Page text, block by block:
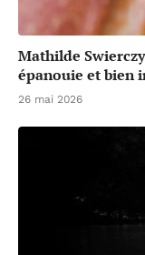
Mathilde
épanouie et bien
26 mai 2026